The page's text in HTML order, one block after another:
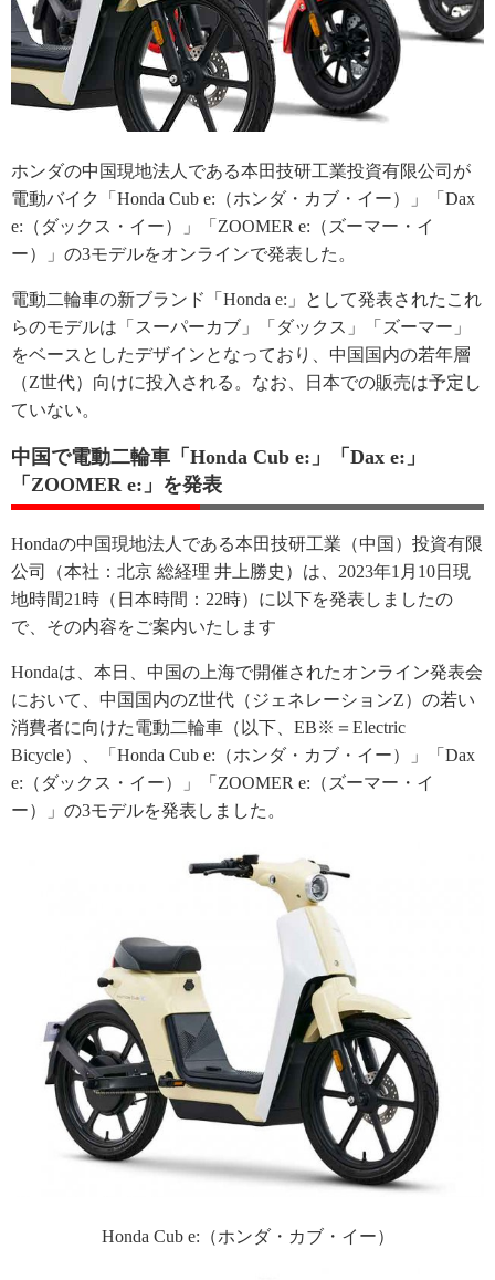
ホンダの中国現地法人である本田技研工業投資有限公司が
電動バイク「Honda Cub e:（ホンダ・カブ・イー）」「Dax
e:（ダックス・イー）」「ZOOMER e:（ズーマー・イ
ー）」の3モデルをオンラインで発表した。
電動二輪車の新ブランド「Honda e:」として発表されたこれ
らのモデルは「スーパーカブ」「ダックス」「ズーマー」
をベースとしたデザインとなっており、中国国内の若年層
（Z世代）向けに投入される。なお、日本での販売は予定し
ていない。
中国で電動二輪車「Honda Cub e:」「Dax e:」
「ZOOMER e:」を発表
Hondaの中国現地法人である本田技研工業（中国）投資有限
公司（本社：北京 総経理 井上勝史）は、2023年1月10日現
地時間21時（日本時間：22時）に以下を発表しましたの
で、その内容をご案内いたします
Hondaは、本日、中国の上海で開催されたオンライン発表会
において、中国国内のZ世代（ジェネレーションZ）の若い
消費者に向けた電動二輪車（以下、EB※＝Electric
Bicycle）、「Honda Cub e:（ホンダ・カブ・イー）」「Dax
e:（ダックス・イー）」「ZOOMER e:（ズーマー・イ
ー）」の3モデルを発表しました。
Honda Cub e:（ホンダ・カブ・イー）